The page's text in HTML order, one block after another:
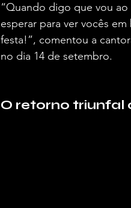
“Quando digo que vou
esperar para ver vocês
festa!”, comentou a
no dia 14 de setembro.
O retorno triunfal